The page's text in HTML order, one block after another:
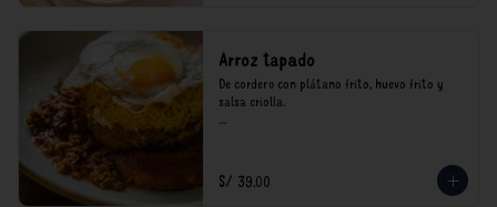
Arroz tapado
De cordero con plátano frito, huevo frito y
salsa criolla.
consumo.
S/ 39.00